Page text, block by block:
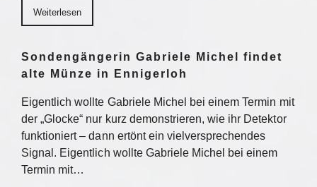
Weiterlesen
Sondengängerin Gabriele Michel findet
alte Münze in Ennigerloh
Eigentlich wollte Gabriele Michel bei einem Termin mit
der „Glocke“ nur kurz demonstrieren, wie ihr Detektor
funktioniert – dann ertönt ein vielversprechendes
Signal. Eigentlich wollte Gabriele Michel bei einem
Termin mit…